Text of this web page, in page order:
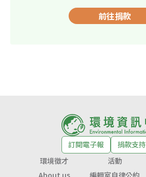
前往捐款
訂閱電子報
捐款支持
環境徵才
活動
About us
編輯室自律公約